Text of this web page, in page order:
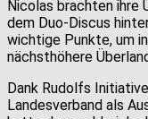
Nicolas brachten ihre
dem Duo-Discus
wichtige Punkte, um
nächsthöhere
Dank Rudolfs
Landesverband als